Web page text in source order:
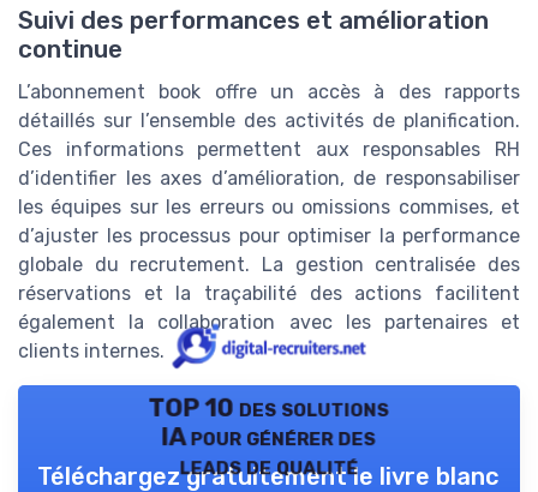
Suivi des performances et amélioration
continue
L’abonnement book offre un accès à des rapports
détaillés sur l’ensemble des activités de planification.
Ces informations permettent aux responsables RH
d’identifier les axes d’amélioration, de responsabiliser
les équipes sur les erreurs ou omissions commises, et
d’ajuster les processus pour optimiser la performance
globale du recrutement. La gestion centralisée des
réservations et la traçabilité des actions facilitent
également la collaboration avec les partenaires et
clients internes.
TOP 10 des solutions
IA pour générer des
leads de qualité
Téléchargez gratuitement le livre blanc